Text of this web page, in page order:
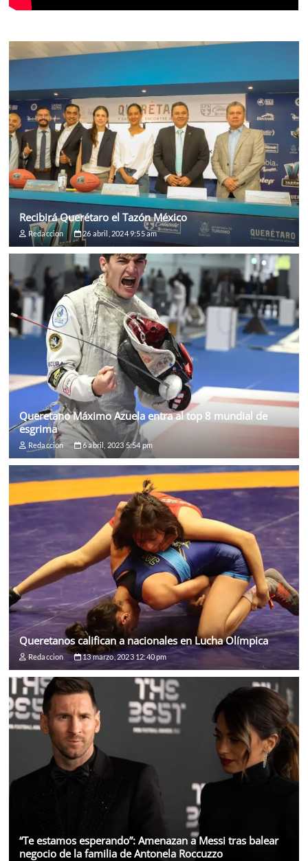
Recibirá Querétaro el Tazón México
Redaccion 26 abril, 2024 9:55 am
Queretano Máximo Azuela entra al top 8 mundial de
esgrima
Redaccion 6 abril, 2023 5:54 pm
Queretanos califican a nacionales en Lucha Olímpica
Redaccion 13 marzo, 2023 12:40 pm
“Te estamos esperando”: Amenazan a Messi tras balear
negocio de la familia de Antonela Roccuzzo